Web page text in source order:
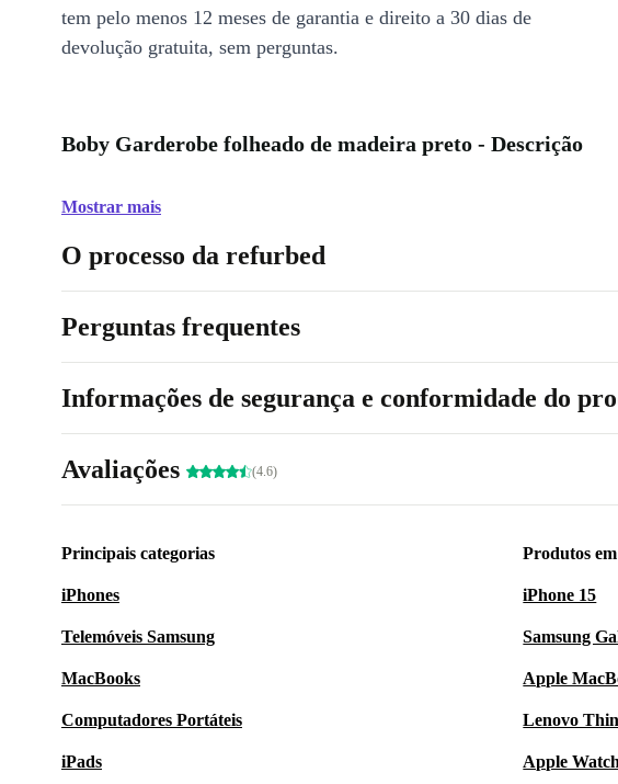
tem pelo menos 12 meses de garantia e direito a 30 dias de
devolução gratuita, sem perguntas.
Boby Garderobe folheado de madeira preto - Descrição
Mostrar mais
O processo da refurbed
Perguntas frequentes
Informações de segurança e conformidade do
Avaliações (4.6)
Principais categorias
iPhones
Telemóveis Samsung
MacBooks
Computadores Portáteis
iPads
Produtos
iPhone 15
Samsung
Apple
Lenovo
Apple